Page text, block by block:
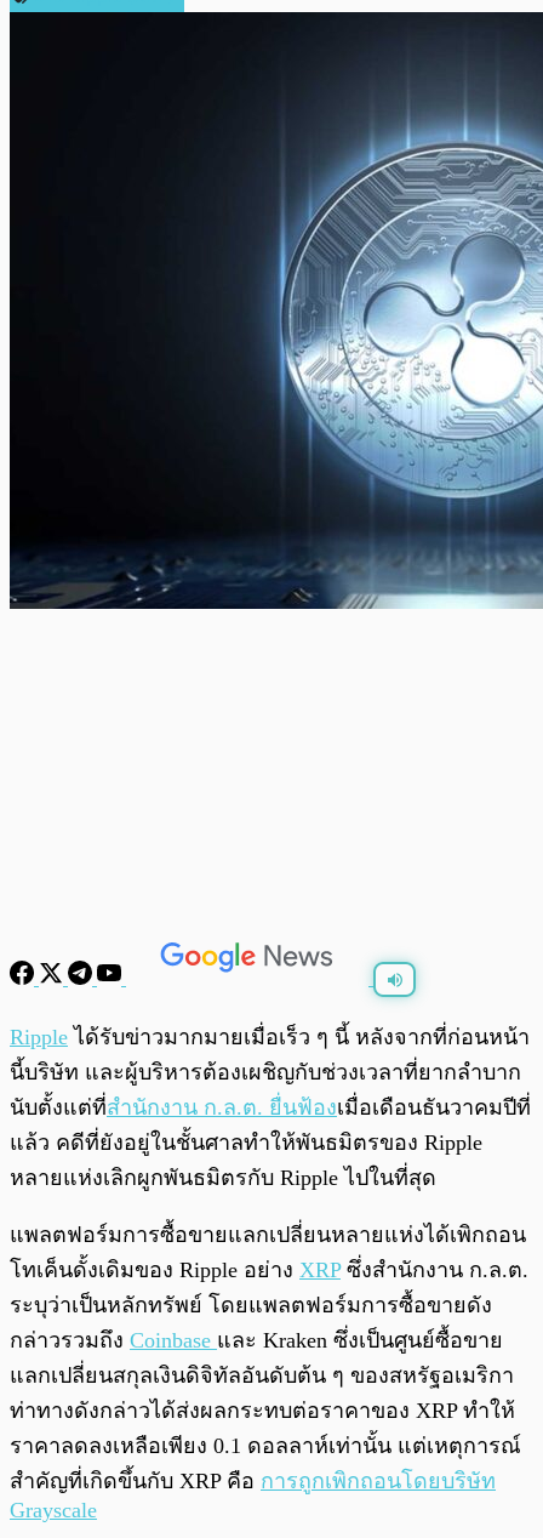
พร้อมเล่น 0:00/
Ripple ได้รับข่าวมากมายเมื่อเร็ว ๆ นี้ หลังจากที่ก่อนหน้า
นี้บริษัท และผู้บริหารต้องเผชิญกับช่วงเวลาที่ยากลำบาก
นับตั้งแต่ที่สำนักงาน ก.ล.ต. ยื่นฟ้องเมื่อเดือนธันวาคมปีที่
แล้ว คดีที่ยังอยู่ในชั้นศาลทำให้พันธมิตรของ Ripple
หลายแห่งเลิกผูกพันธมิตรกับ Ripple ไปในที่สุด
แพลตฟอร์มการซื้อขายแลกเปลี่ยนหลายแห่งได้เพิกถอน
โทเค็นดั้งเดิมของ Ripple อย่าง XRPซึ่งสำนักงาน ก.ล.ต.
ระบุว่าเป็นหลักทรัพย์ โดยแพลตฟอร์มการซื้อขายดัง
กล่าวรวมถึง Coinbase และ Kraken ซึ่งเป็นศูนย์ซื้อขาย
แลกเปลี่ยนสกุลเงินดิจิทัลอันดับต้น ๆ ของสหรัฐอเมริกา
ท่าทางดังกล่าวได้ส่งผลกระทบต่อราคาของ XRP ทำให้
ราคาลดลงเหลือเพียง 0.1 ดอลลาห์เท่านั้น แต่เหตุการณ์
สำคัญที่เกิดขึ้นกับ XRP คือ การถูกเพิกถอนโดยบริษัท
Grayscale